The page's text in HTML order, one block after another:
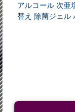
アルコール 次亜
替え 除菌ジェル